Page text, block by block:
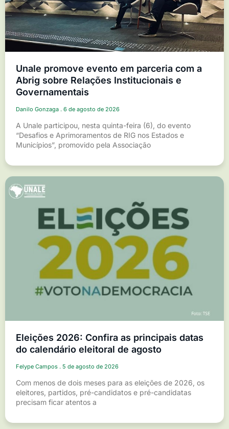
Unale promove evento em parceria com a
Abrig sobre Relações Institucionais e
Governamentais
Danilo Gonzaga 6 de agosto de 2026
A Unale participou, nesta quinta-feira (6), do evento
“Desafios e Aprimoramentos de RIG nos Estados e
Municípios”, promovido pela Associação
Eleições 2026: Confira as principais datas
do calendário eleitoral de agosto
Felype Campos 5 de agosto de 2026
Com menos de dois meses para as eleições de 2026, os
eleitores, partidos, pré-candidatos e pré-candidatas
precisam ficar atentos a